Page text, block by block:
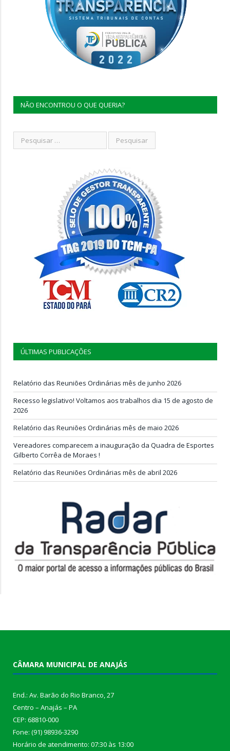
NÃO ENCONTROU O QUE QUERIA?
ÚLTIMAS PUBLICAÇÕES
Relatório das Reuniões Ordinárias mês de junho 2026
Recesso legislativo! Voltamos aos trabalhos dia 15 de agosto de
2026
Relatório das Reuniões Ordinárias mês de maio 2026
Vereadores comparecem a inauguração da Quadra de Esportes
Gilberto Corrêa de Moraes !
Relatório das Reuniões Ordinárias mês de abril 2026
CÂMARA MUNICIPAL DE ANAJÁS
End.: Av. Barão do Rio Branco, 27
Centro – Anajás – PA
CEP: 68810-000
Fone: (91) 98936-3290
Horário de atendimento: 07:30 às 13:00